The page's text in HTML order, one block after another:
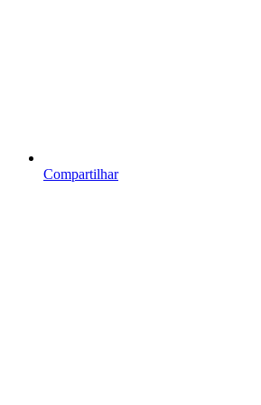
Compartilhar